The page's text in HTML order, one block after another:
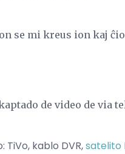
se mi kreus ion kaj ĉio
de video de via
kablo DVR,satelito